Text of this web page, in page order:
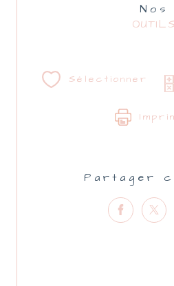
Nos
Sélectionner
Partager